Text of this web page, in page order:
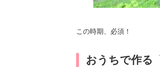
この時期、必須！
おうちで作る